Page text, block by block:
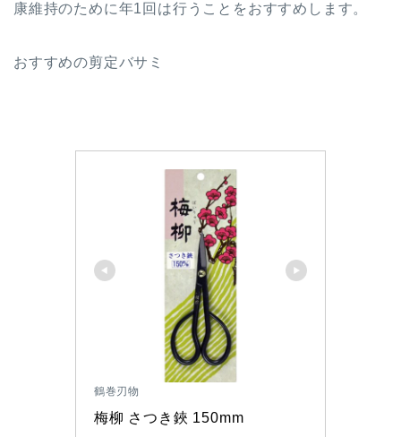
康維持のために年1回は行うことをおすすめします。
おすすめの剪定バサミ
鶴巻刃物
梅柳 さつき鋏 150mm